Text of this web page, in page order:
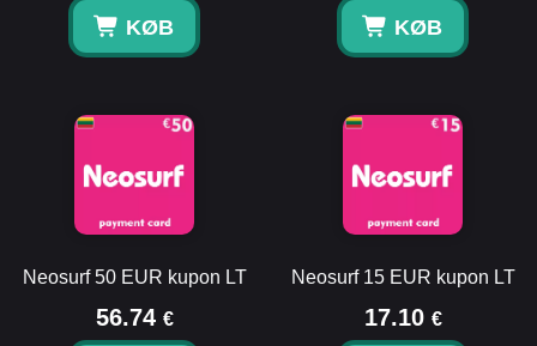
KØB KØB
Neosurf 50 EUR kupon LT
56.74 €
Neosurf 15 EUR kupon LT
17.10 €